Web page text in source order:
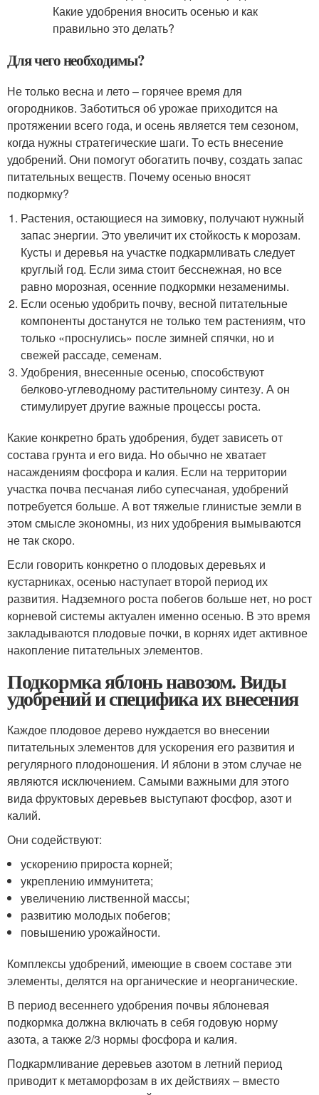
Для чего необходимы?
Не только весна и лето – горячее время для
огородников. Заботиться об урожае приходится на
протяжении всего года, и осень является тем сезоном,
когда нужны стратегические шаги. То есть внесение
удобрений. Они помогут обогатить почву, создать запас
питательных веществ. Почему осенью вносят
подкормку?
Растения, остающиеся на зимовку, получают нужный
запас энергии. Это увеличит их стойкость к морозам.
Кусты и деревья на участке подкармливать следует
круглый год. Если зима стоит бесснежная, но все
равно морозная, осенние подкормки незаменимы.
Если осенью удобрить почву, весной питательные
компоненты достанутся не только тем растениям, что
только «проснулись» после зимней спячки, но и
свежей рассаде, семенам.
Удобрения, внесенные осенью, способствуют
белково-углеводному растительному синтезу. А он
стимулирует другие важные процессы роста.
Какие конкретно брать удобрения, будет зависеть от
состава грунта и его вида. Но обычно не хватает
насаждениям фосфора и калия. Если на территории
участка почва песчаная либо супесчаная, удобрений
потребуется больше. А вот тяжелые глинистые земли в
этом смысле экономны, из них удобрения вымываются
не так скоро.
Если говорить конкретно о плодовых деревьях и
кустарниках, осенью наступает второй период их
развития. Надземного роста побегов больше нет, но рост
корневой системы актуален именно осенью. В это время
закладываются плодовые почки, в корнях идет активное
накопление питательных элементов.
Подкормка яблонь навозом. Виды
удобрений и специфика их внесения
Каждое плодовое дерево нуждается во внесении
питательных элементов для ускорения его развития и
регулярного плодоношения. И яблони в этом случае не
являются исключением. Самыми важными для этого
вида фруктовых деревьев выступают фосфор, азот и
калий.
Они содействуют:
ускорению прироста корней;
укреплению иммунитета;
увеличению лиственной массы;
развитию молодых побегов;
повышению урожайности.
Комплексы удобрений, имеющие в своем составе эти
элементы, делятся на органические и неорганические.
В период весеннего удобрения почвы яблоневая
подкормка должна включать в себя годовую норму
азота, а также 2/3 нормы фосфора и калия.
Подкармливание деревьев азотом в летний период
приводит к метаморфозам в их действиях – вместо